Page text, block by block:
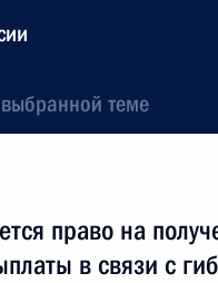
теме
право на
в связи с